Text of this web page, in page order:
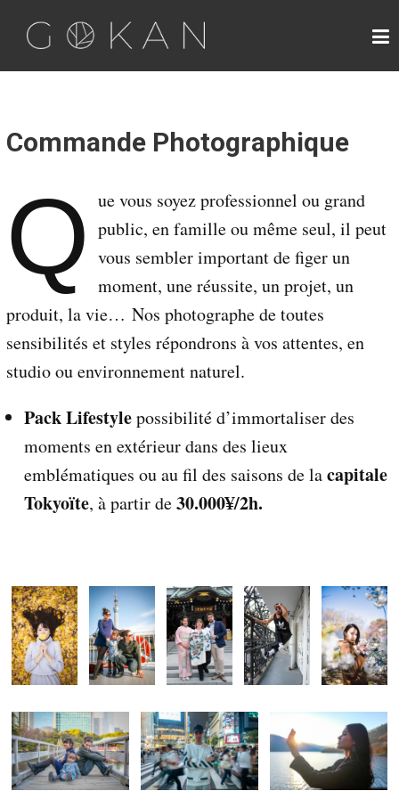
G
N
J
o
e
s
s
n
!
p
g
e
s
p
h
t
o
s
/
v
Commande Photographique
Q ue vous soyez professionnel ou grand
public, en famille ou même seul, il peut
vous sembler important de figer un
moment, une réussite, un projet, un
produit, la vie… Nos photographe de toutes
sensibilités et styles répondrons à vos attentes, en
studio ou environnement naturel.
Pack Lifestylepossibilité d’immortaliser des
moments en extérieur dans des lieux
emblématiques ou au fil des saisons de lacapitale
Tokyoïte, à partir de30.000¥/2h.